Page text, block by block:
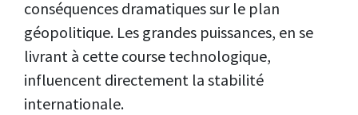
conséquences dramatiques sur le plan
géopolitique. Les grandes puissances, en se
livrant à cette course technologique,
influencent directement la stabilité
internationale.